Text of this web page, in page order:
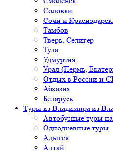
Соловки
Сочи и
Тамбов
Тверь, Селигер
Тула
Удмуртия
Урал (Пермь,
Отдых в России и
Абхазия
Беларусь
Туры из Владимира из
Автобусные туры
Однодневные туры
Адыгея
Алтай